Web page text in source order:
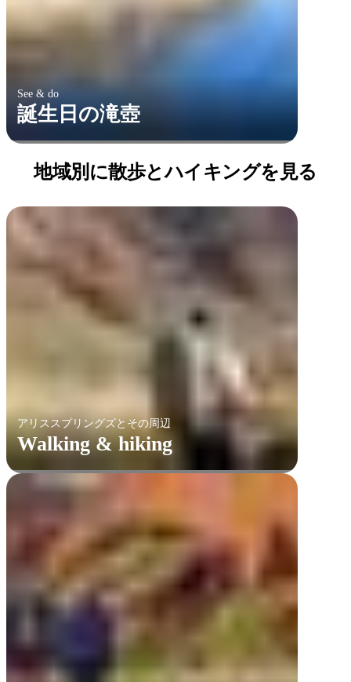
See & do
誕生日の滝壺
地域別に散歩とハイキングを見る
アリススプリングズとその周辺
Walking & hiking